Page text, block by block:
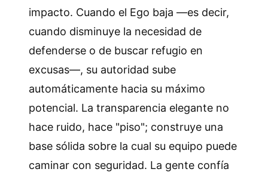
impacto. Cuando el Ego baja —es decir,
cuando disminuye la necesidad de
defenderse o de buscar refugio en
excusas—, su autoridad sube
automáticamente hacia su máximo
potencial. La transparencia elegante no
hace ruido, hace "piso"; construye una
base sólida sobre la cual su equipo puede
caminar con seguridad. La gente confía